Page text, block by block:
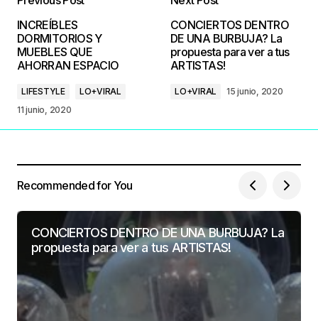
INCREÍBLES
DORMITORIOS Y
MUEBLES QUE
AHORRAN ESPACIO
LIFESTYLE
LO+VIRAL
11 junio, 2020
CONCIERTOS DENTRO
DE UNA BURBUJA? La
propuesta para ver a tus
ARTISTAS!
LO+VIRAL 15 junio, 2020
Recommended for You
CONCIERTOS DENTRO DE UNA BURBUJA? La
propuesta para ver a tus ARTISTAS!